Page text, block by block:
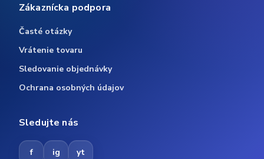
Zákaznícka podpora
Časté otázky
Vrátenie tovaru
Sledovanie objednávky
Ochrana osobných údajov
Sledujte nás
f ig yt